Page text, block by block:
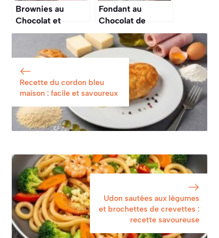
Brownies au
Chocolat et
Myrtilles : recette
Facile
Fondant au
Chocolat de
Lignac : recette
Délicieuse
Recette du cordon bleu
maison : facile et savoureux
Udon sautées aux légumes
et brochettes de crevettes :
recette savoureuse